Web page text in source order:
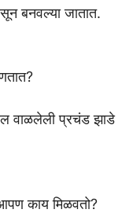
बनवल्या जातात.
वाळलेली प्रचंड
काय मिळवतो?